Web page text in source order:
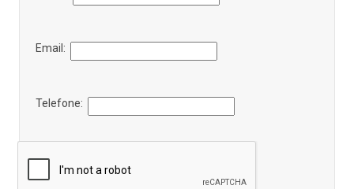
Email:
Telefone: